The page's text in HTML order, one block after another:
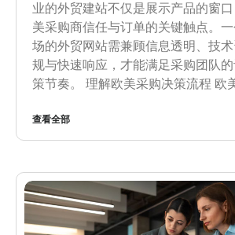
业的外贸建站不仅是展示产品的窗
美采购商信任与订单的关键触点。
场的外贸网站需兼顾信息透明、技
规与快速响应，才能满足采购团队
策节奏。 理解欧美采购决策流程 欧
查看全部